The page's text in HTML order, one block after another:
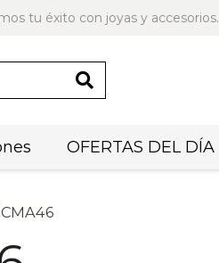
tu éxito con joyas y accesorios.
OFERTAS DEL DÍA